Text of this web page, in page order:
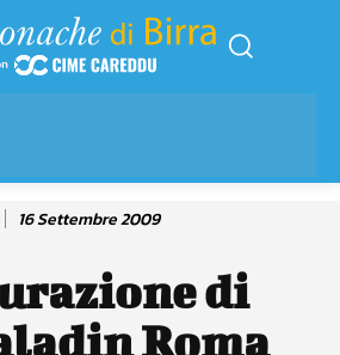
16 Settembre 2009
di
Roma